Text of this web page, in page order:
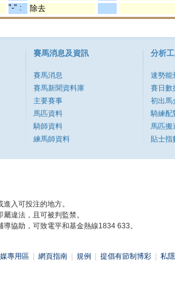
"-" : 除去
賽馬消息及資訊
賽馬消息
賽馬新聞資料庫
主要賽事
馬匹資料
騎師資料
練馬師資料
分析
速勢能
賽日數
初出馬
騎練配
馬匹搬
貼士指
入可投注的地方。
違法，且可被判監禁。
協助，可致電平和基金熱線1834 633。
專用區 網頁指南 規例 提倡有節制博彩 私